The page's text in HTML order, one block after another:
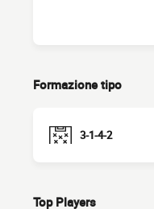
Formazione tipo
3-1-4-2
Top Players